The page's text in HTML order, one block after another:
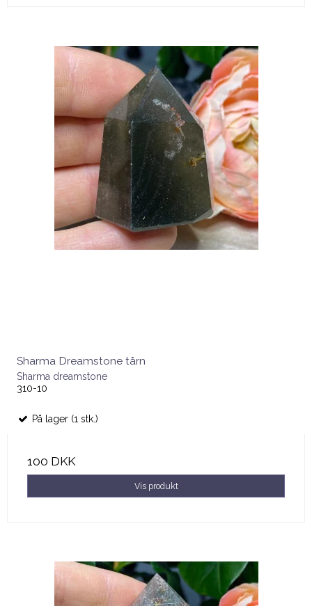
Sharma Dreamstone tårn
Sharma dreamstone
310-10
På lager (1 stk.)
100 DKK
Vis produkt